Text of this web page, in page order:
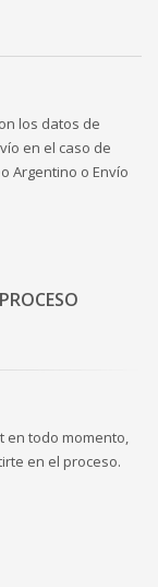
los datos de
en el caso de
Argentino o Envío
en todo momento,
en el proceso.